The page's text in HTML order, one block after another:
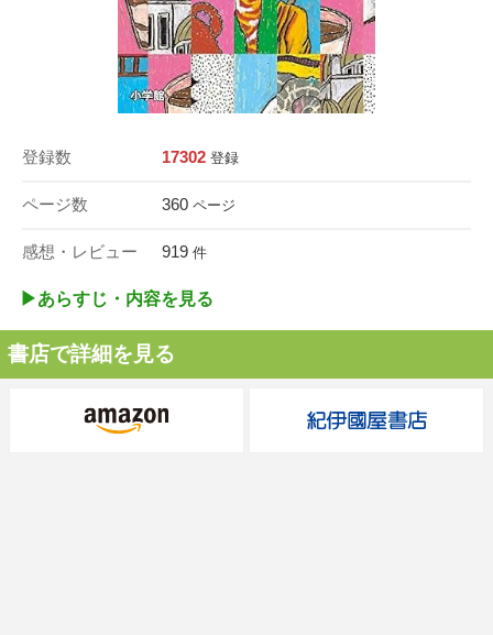
登録数 17302 登録
ページ数 360 ページ
感想・レビュー 919 件
▶︎あらすじ・内容を見る
書店で詳細を見る